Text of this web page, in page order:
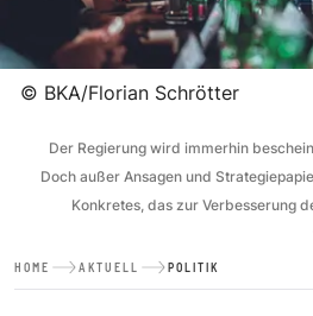
© BKA/Florian Schrötter
Der Regierung wird immerhin
Doch außer Ansagen und
Konkretes, das zur Verbesserung
HOME AKTUELL POLITIK